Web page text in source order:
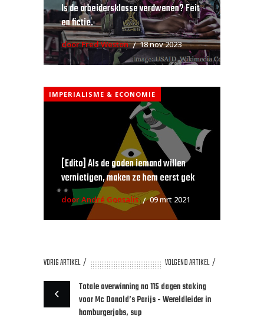
Is de arbeidersklasse verdwenen? Feit
en fictie.
door Fred Weston 18 nov 2023
IMPERIALISME & ECONOMIE
[Edito] Als de goden iemand willen
vernietigen, maken ze hem eerst gek
door André Gonsalis 09 mrt 2021
VORIG ARTIKEL
VOLGEND ARTIKEL
Totale overwinning na 115 dagen staking
voor Mc Donald’s Parijs - Wereldleider in
hamburgerjobs, sup